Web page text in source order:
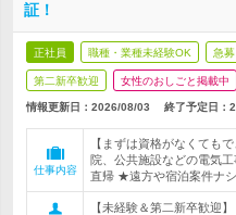
証！
正社員 職種・業種未経験OK 急募
第二新卒歓迎 女性のおしごと掲載中
情報更新日：2026/08/03 終了予定日：
仕事内容
【まずは資格がなくても
院、公共施設などの電気
直帰 ★遠方や宿泊案件ナシ
【未経験＆第二新卒歓迎